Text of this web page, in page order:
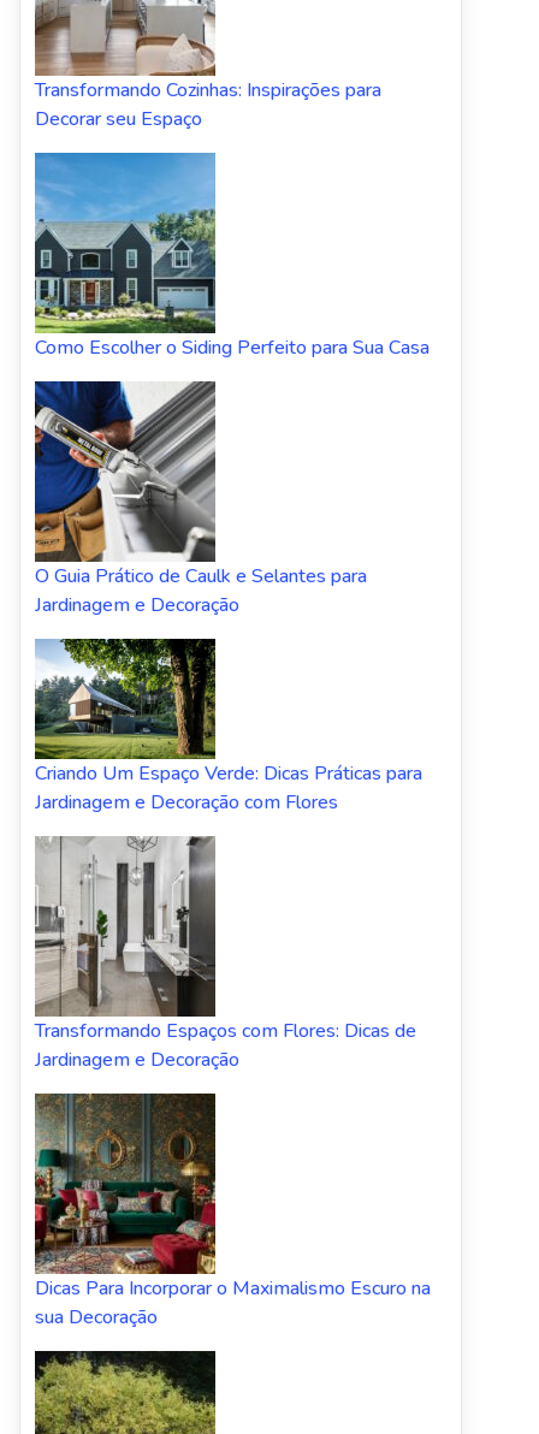
Transformando Cozinhas: Inspirações para
Decorar seu Espaço
Como Escolher o Siding Perfeito para Sua Casa
O Guia Prático de Caulk e Selantes para
Jardinagem e Decoração
Criando Um Espaço Verde: Dicas Práticas para
Jardinagem e Decoração com Flores
Transformando Espaços com Flores: Dicas de
Jardinagem e Decoração
Dicas Para Incorporar o Maximalismo Escuro na
sua Decoração